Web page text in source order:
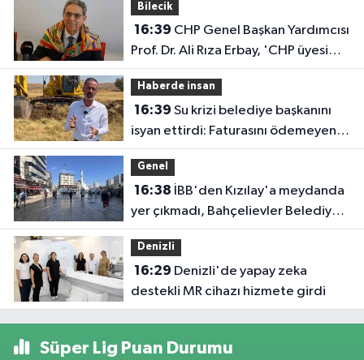
Bilecik
16:39
Prof. Dr. Ali Rıza Erbay, 'CHP üyesi
olmak inanç ister, emek ister, yürek
ister'
Haberde insan
16:39
isyan ettirdi: Faturasını ödemeyen
vatandaşlara böyle seslendi
Genel
16:38
yer çıkmadı, Bahçelievler Belediyesi
yer tahsis etti
Denizli
16:29
destekli MR cihazı hizmete girdi
Süper Lig Puan Durumu